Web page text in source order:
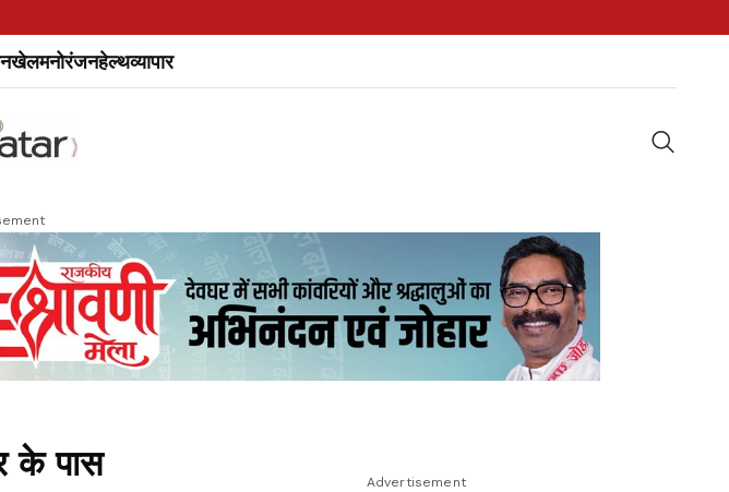
खेलमनोरंजनहेल्थव्यापार
के पास
Advertisement